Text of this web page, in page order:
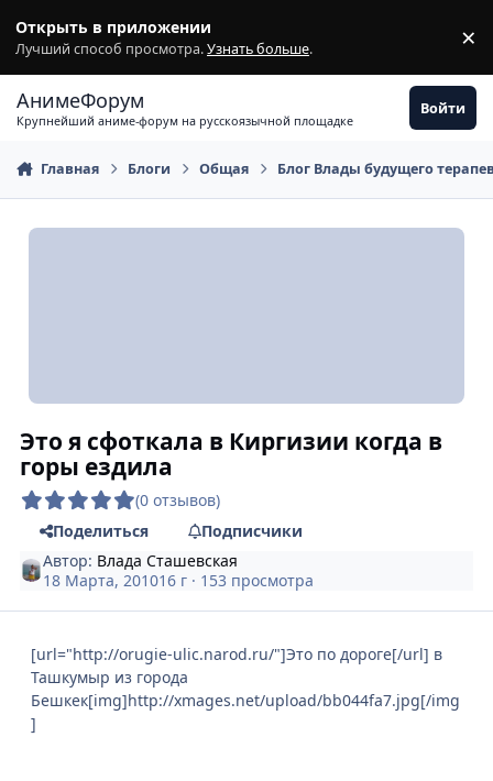
Открыть в приложении
Лучший способ просмотра.Узнать больше. ×
АнимеФорум
Крупнейший аниме-форум на русскоязычной площадке
Войти
Главная Блоги Общая Блог Влады будущего
Это я сфоткала в Киргизии когда в
горы ездила
(0 отзывов)
Поделиться
Подписчики
Автор: Влада Сташевская
18 Марта, 201016 г · 153 просмотра
[url="http://orugie-ulic.narod.ru/"]Это по дороге[/url] в
Ташкумыр из города
Бешкек[img]http://xmages.net/upload/bb044fa7.jpg[/img
]